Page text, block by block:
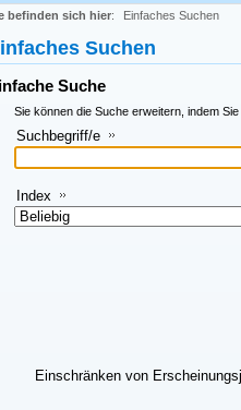
befinden sich hier: Einfaches Suchen
Suchen
Suche
Sie können die Suche erweitern, indem
Suchbegriff/e
Index
Einschränken von